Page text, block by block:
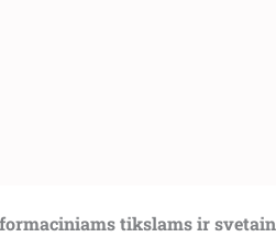
tikslams ir